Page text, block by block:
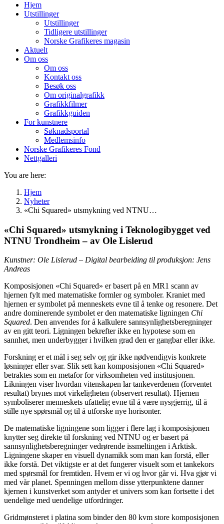
Hjem
Utstillinger
Utstillinger
Tidligere utstillinger
Norske Grafikeres magasin
Aktuelt
Om oss
Om oss
Kontakt oss
Besøk oss
Om originalgrafikk
Grafikkfilmer
Grafikkguiden
For kunstnere
Søknadsportal
Medlemsinfo
Norske Grafikeres Fond
Nettgalleri
You are here:
Hjem
Nyheter
«Chi Squared» utsmykning ved NTNU…
«Chi Squared» utsmykning i Teknologibygget ved
NTNU Trondheim – av Ole Lislerud
Kunstner: Ole Lislerud – Digital bearbeiding til produksjon: Jens
Andreas
Komposisjonen «Chi Squared» er basert på en MR1 scann av
hjernen fylt med matematiske formler og symboler. Kraniet med
hjernen er symbolet på menneskets evne til å tenke og resonere. Det
andre dominerende symbolet er den matematiske ligningen Chi
Squared. Den anvendes for å kalkulere sannsynlighetsberegninger
av en gitt teori. Ligningen bekrefter ikke en hypotese som en
sannhet, men underbygger i hvilken grad den er gangbar eller ikke.
Forskning er et mål i seg selv og gir ikke nødvendigvis konkrete
løsninger eller svar. Slik sett kan komposisjonen «Chi Squared»
betraktes som en metafor for virksomheten ved institusjonen.
Likningen viser hvordan vitenskapen lar tankeverdenen (forventet
resultat) brynes mot virkeligheten (observert resultat). Hjernen
symboliserer menneskets ufattelig evne til å være nysgjerrig, til å
stille nye spørsmål og til å utforske nye horisonter.
De matematiske ligningene som ligger i flere lag i komposisjonen
knytter seg direkte til forskning ved NTNU og er basert på
sannsynlighetsberegninger vedrørende issmeltingen i Arktisk.
Ligningene skaper en visuell dynamikk som man kan forstå, eller
ikke forstå. Det viktigste er at det fungerer visuelt som et tankekors
med spørsmål for fremtiden. Hvem er vi og hvor går vi. Hva gjør vi
med vår planet. Spenningen mellom disse ytterpunktene danner
kjernen i kunstverket som antyder et univers som kan fortsette i det
uendelige med uendelige utfordringer.
Gridmønsteret i platina som binder den 80 kvm store komposisjonen